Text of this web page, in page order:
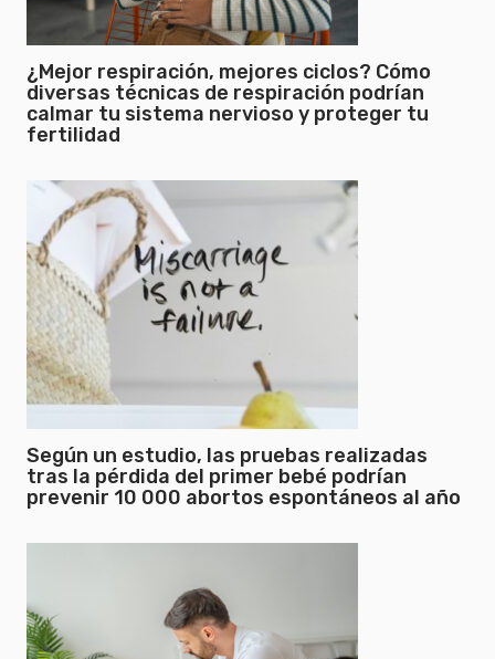
¿Mejor respiración, mejores ciclos? Cómo
diversas técnicas de respiración podrían
calmar tu sistema nervioso y proteger tu
fertilidad
Según un estudio, las pruebas realizadas
tras la pérdida del primer bebé podrían
prevenir 10 000 abortos espontáneos al año